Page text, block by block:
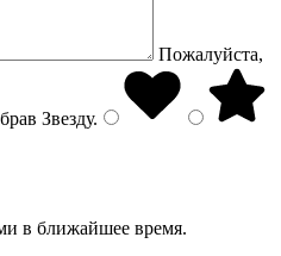
Пожалуйста,
Звезду.
в ближайшее время.